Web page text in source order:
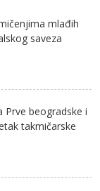
mlađih
saveza
Prve beogradske i
takmičarske